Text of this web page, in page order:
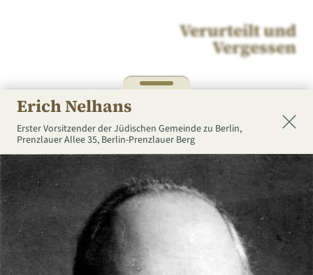
Verurteilt und
Vergessen
Erich Nelhans
Erster Vorsitzender der Jüdischen Gemeinde zu Berlin,
Prenzlauer Allee 35, Berlin-Prenzlauer Berg